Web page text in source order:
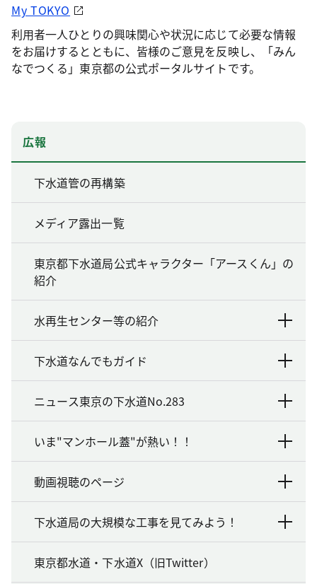
My TOKYO
利用者一人ひとりの興味関心や状況に応じて必要な情報
をお届けするとともに、皆様のご意見を反映し、「みん
なでつくる」東京都の公式ポータルサイトです。
広報
下水道管の再構築
メディア露出一覧
東京都下水道局公式キャラクター「アースくん」の
紹介
水再生センター等の紹介
下水道なんでもガイド
ニュース東京の下水道No.283
いま"マンホール蓋"が熱い！！
動画視聴のページ
下水道局の大規模な工事を見てみよう！
東京都水道・下水道X（旧Twitter）